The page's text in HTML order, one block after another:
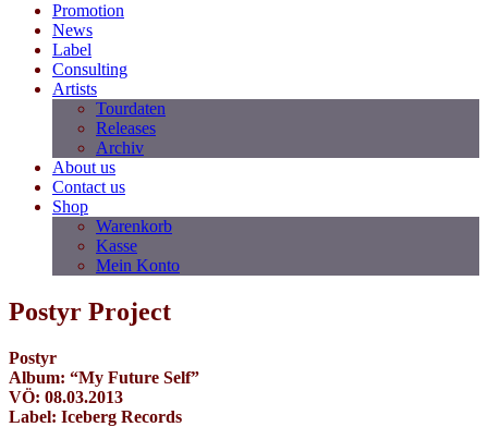
Promotion
News
Label
Consulting
Artists
Tourdaten
Releases
Archiv
About us
Contact us
Shop
Warenkorb
Kasse
Mein Konto
Postyr Project
Postyr
Album: “My Future Self”
VÖ: 08.03.2013
Label: Iceberg Records